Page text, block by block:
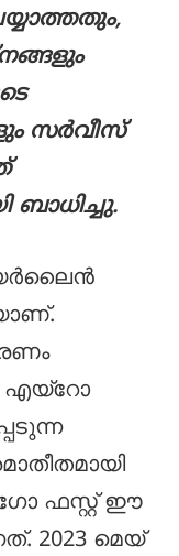
സർവീസ്
എയ്‌റോ
ഗോ ഫസ്റ്റ് ഈ
2023 മെയ്